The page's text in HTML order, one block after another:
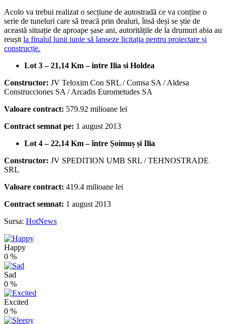
Acolo va trebui realizat o secțiune de autostradă ce va conține o
serie de tuneluri care să treacă prin dealuri, însă deși se știe de
această situație de aproape șase ani, autoritățile de la drumuri abia au
reușit la finalul lunii iunie să lanseze licitația pentru proiectare și
construcție.
Lot 3 – 21,14 Km – intre Ilia si Holdea
Constructor: JV Teloxim Con SRL / Comsa SA / Aldesa
Construcciones SA / Arcadis Eurometudes SA
Valoare contract: 579.92 milioane lei
Contract semnat pe: 1 august 2013
Lot 4 – 22,14 Km – între Șoimuș și Ilia
Constructor: JV SPEDITION UMB SRL / TEHNOSTRADE
SRL
Valoare contract: 419.4 milioane lei
Contract semnat: 1 august 2013
Sursa: HotNews
Happy
0 %
Sad
0 %
Excited
0 %